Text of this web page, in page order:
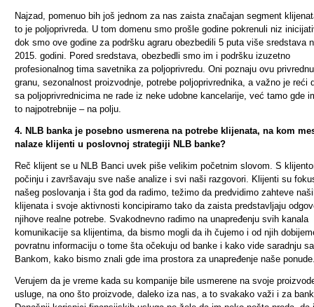
Najzad, pomenuo bih još jednom za nas zaista značajan segment
to je poljoprivreda. U tom domenu smo prošle godine pokrenuli niz
dok smo ove godine za podršku agraru obezbedili 5 puta više sredstava
2015. godini. Pored sredstava, obezbedli smo im i podršku izuzetno
profesionalnog tima savetnika za poljoprivredu. Oni poznaju ovu privrednu
granu, sezonalnost proizvodnje, potrebe poljoprivrednika, a važno je reći
sa poljoprivrednicima ne rade iz neke udobne kancelarije, već tamo gde
to najpotrebnije – na polju.
4. NLB banka je posebno usmerena na potrebe klijenata, na kom
nalaze klijenti u poslovnoj strategiji NLB banke?
Reč klijent se u NLB Banci uvek piše velikim početnim slovom. S
počinju i završavaju sve naše analize i svi naši razgovori. Klijenti su
našeg poslovanja i šta god da radimo, težimo da predvidimo zahteve
klijenata i svoje aktivnosti koncipiramo tako da zaista predstavljaju
njihove realne potrebe. Svakodnevno radimo na unapređenju svih kanala
komunikacije sa klijentima, da bismo mogli da ih čujemo i od njih
povratnu informaciju o tome šta očekuju od banke i kako vide saradnju
Bankom, kako bismo znali gde ima prostora za unapređenje naše
Verujem da je vreme kada su kompanije bile usmerene na svoje
usluge, na ono što proizvode, daleko iza nas, a to svakako važi i za